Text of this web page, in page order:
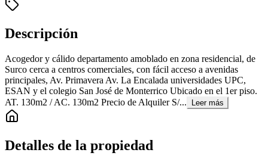
Descripción
Acogedor y cálido departamento amoblado en zona residencial, de
Surco cerca a centros comerciales, con fácil acceso a avenidas
principales, Av. Primavera Av. La Encalada universidades UPC,
ESAN y el colegio San José de Monterrico Ubicado en el 1er piso.
AT. 130m2 / AC. 130m2 Precio de Alquiler S/...
Leer más
Detalles de la propiedad